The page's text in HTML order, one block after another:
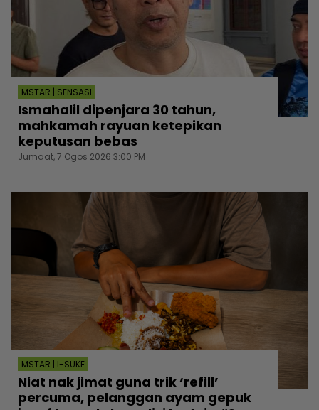
MSTAR | SENSASI
Ismahalil dipenjara 30 tahun,
mahkamah rayuan ketepikan
keputusan bebas
Jumaat, 7 Ogos 2026 3:00 PM
MSTAR | I-SUKE
Niat nak jimat guna trik ‘refill’
percuma, pelanggan ayam gepuk